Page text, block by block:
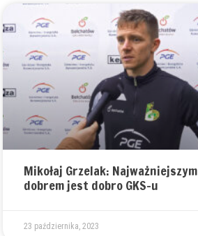
Mikołaj Grzelak: Najważniejszym
dobrem jest dobro GKS-u
23 października, 2023